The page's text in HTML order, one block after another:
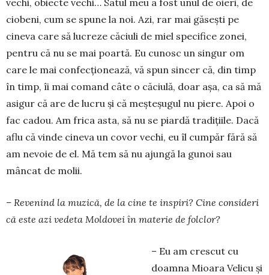
vechi, obiecte vechi… Satul meu a fost unul de oieri, de
ciobeni, cum se spune la noi. Azi, rar mai găseşti pe
cineva care să lucreze căciuli de miel specifice zonei,
pentru că nu se mai poartă. Eu cunosc un singur om
care le mai confecţionează, vă spun sincer că, din timp
în timp, îi mai comand câte o căciulă, doar aşa, ca să mă
asigur că are de lucru şi că meşteşugul nu piere. Apoi o
fac cadou. Am fri­ca asta, să nu se piardă tradiţiile. Dacă
aflu că vinde cineva un covor vechi, eu îl cumpăr fără să
am nevoie de el. Mă tem să nu ajungă la gunoi sau
mâncat de molii.
– Revenind la muzică, de la cine te inspiri? Cine consideri
că este azi vedeta Moldovei în ma­terie de folclor?
– Eu am crescut cu
doamna Mi­oa­ra Velicu şi